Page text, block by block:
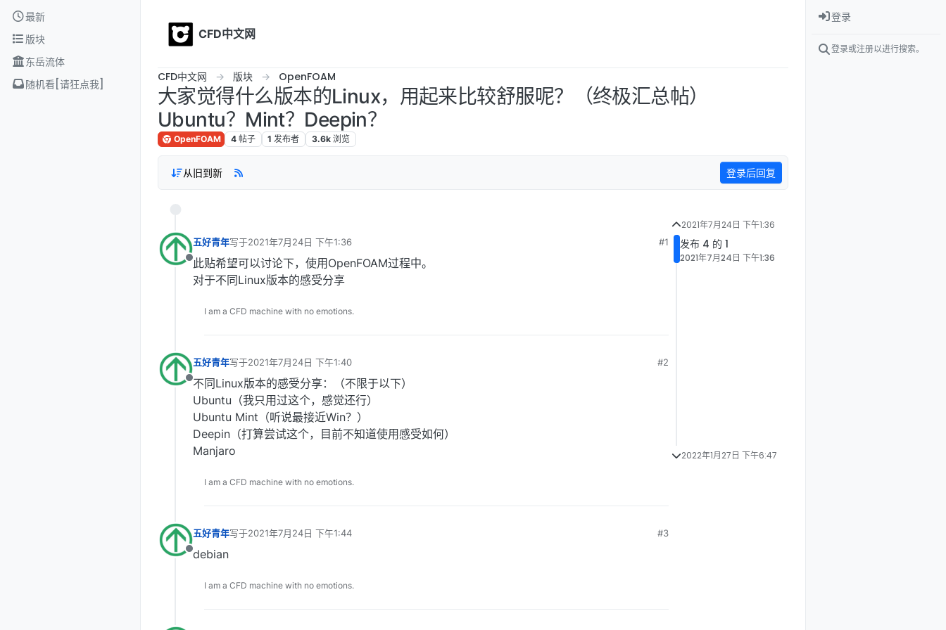
Skip to content
最新
版块
东岳流体
随机看[请狂点我]
CFD中文网
CFD中文网 版块 OpenFOAM
大家觉得什么版本的Linux，用起来比较舒服呢？（终极汇总帖）
Ubuntu？Mint？Deepin？
OpenFOAM 4 帖子 1 发布者 3.6k 浏览
从旧到新 登录后回复
离线
五好青年写于2021年7月24日 下午1:36
最后由 编辑
#1
此贴希望可以讨论下，使用OpenFOAM过程中。
对于不同Linux版本的感受分享
I am a CFD machine with no emotions.
离线
五好青年写于2021年7月24日 下午1:40
最后由 编辑
#2
不同Linux版本的感受分享：（不限于以下）
Ubuntu（我只用过这个，感觉还行）
Ubuntu Mint（听说最接近Win？）
Deepin（打算尝试这个，目前不知道使用感受如何）
Manjaro
I am a CFD machine with no emotions.
离线
五好青年写于2021年7月24日 下午1:44
最后由 编辑
#3
debian
I am a CFD machine with no emotions.
2021年7月24日 下午1:36
发布 4 的 1
2021年7月24日 下午1:36
2022年1月27日 下午6:47
登录
登录或注册以进行搜索。